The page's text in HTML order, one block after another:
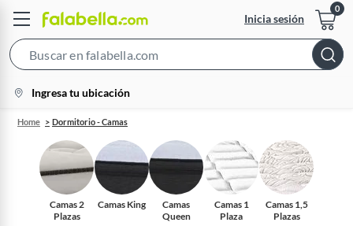
Inicia sesión
Bar
location-
icon
Ingresa tu ubicación
Home Dormitorio - Camas
Camas 2
Plazas
Camas King
Camas
Queen
Camas 1
Plaza
Camas 1,5
Plazas